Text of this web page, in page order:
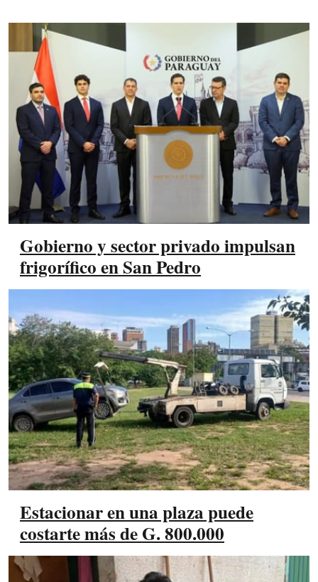
Gobierno y sector privado impulsan
frigorífico en San Pedro
Estacionar en una plaza puede
costarte más de G. 800.000